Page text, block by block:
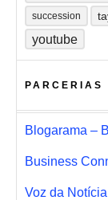
succession
youtube
PARCERIAS
Blogarama –
Business
Voz da Notícia